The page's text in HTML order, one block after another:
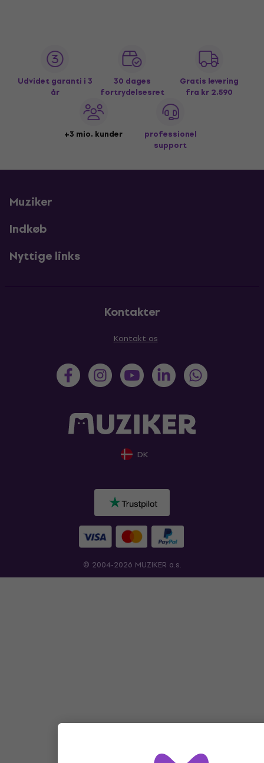
Udvidet garanti i 3
år
30 dages
fortrydelsesret
Gratis levering
fra kr 2.590
+3 mio. kunder
professionel
support
Muziker
Indkøb
Nyttige links
Kontakter
Kontakt os
DK
© 2004-2026 MUZIKER a.s.